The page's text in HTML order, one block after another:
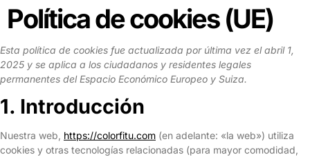
Política de cookies (UE)
Esta política de cookies fue actualizada por última vez el abril 1,
2025 y se aplica a los ciudadanos y residentes legales
permanentes del Espacio Económico Europeo y Suiza.
1. Introducción
Nuestra web, https://colorfitu.com (en adelante: «la web») utiliza
cookies y otras tecnologías relacionadas (para mayor comodidad,